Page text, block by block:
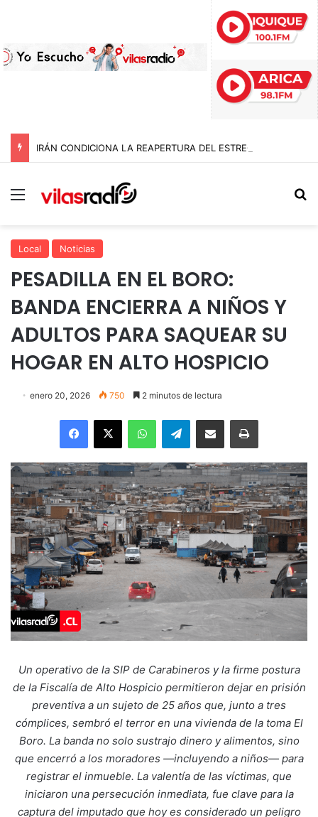
Menú
Local Noticias
PESADILLA EN EL BORO:
BANDA ENCIERRA A NIÑOS Y
ADULTOS PARA SAQUEAR SU
HOGAR EN ALTO HOSPICIO
enero 20, 2026 750 2 minutos de lectura
Facebook
X WhatsAppTelegramEnviar vía email Imprimir
Un operativo de la SIP de Carabineros y la firme postura
de la Fiscalía de Alto Hospicio permitieron dejar en prisión
preventiva a un sujeto de 25 años que, junto a tres
cómplices, sembró el terror en una vivienda de la toma El
Boro. La banda no solo sustrajo dinero y alimentos, sino
que encerró a los moradores —incluyendo a niños— para
registrar el inmueble. La valentía de las víctimas, que
iniciaron una persecución inmediata, fue clave para la
captura del imputado que hoy es considerado un peligro